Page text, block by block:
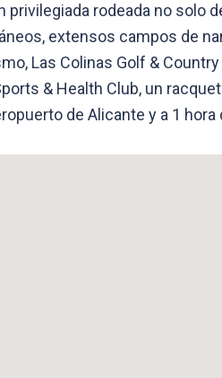
privilegiada rodeada no
extensos campos de
Las Colinas Golf &
& Health Club, un
de Alicante y a 1